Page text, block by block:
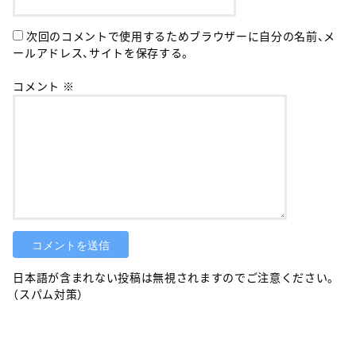
次回のコメントで使用するためブラウザーに自分の名前、メ
ールアドレス、サイトを保存する。
コメント ※
日本語が含まれない投稿は無視されますのでご注意ください。
（スパム対策）